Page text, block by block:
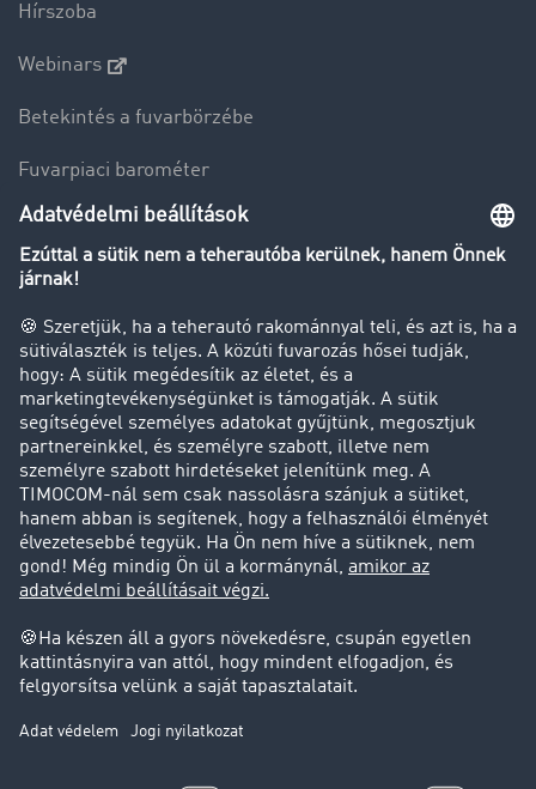
Hírszoba
Webinars
Betekintés a fuvarbörzébe
Fuvarpiaci barométer
Transzportlexikon
Tehergépkocsi-forgalomkorlátozás
Cég
Sikertörténetek
Ügyfél hoz ügyfelet
Jogi információk
Impresszum
Adatvédelem
süti-beállítások